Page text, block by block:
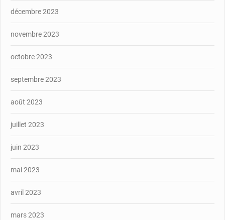
décembre 2023
novembre 2023
octobre 2023
septembre 2023
août 2023
juillet 2023
juin 2023
mai 2023
avril 2023
mars 2023